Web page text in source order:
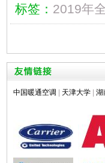
标签： 2019年
中国暖通空调 天津大学 湖